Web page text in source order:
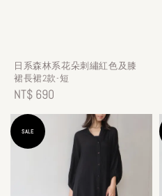
日系森林系花朵刺繡紅色及膝
裙長裙2款-短
Regular
price
NT$ 690
SALE